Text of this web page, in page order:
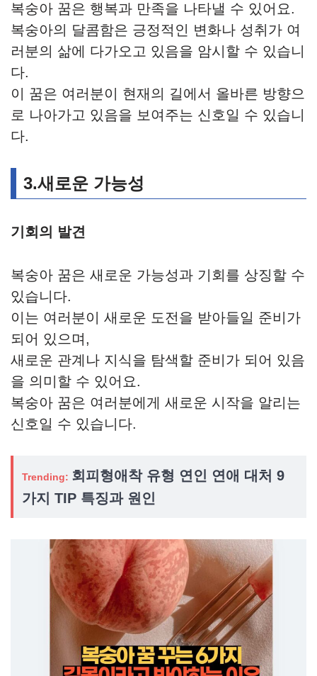
복숭아 꿈은 행복과 만족을 나타낼 수 있어요.
복숭아의 달콤함은 긍정적인 변화나 성취가 여
러분의 삶에 다가오고 있음을 암시할 수 있습니
다.
이 꿈은 여러분이 현재의 길에서 올바른 방향으
로 나아가고 있음을 보여주는 신호일 수 있습니
다.
3.새로운 가능성
기회의 발견
복숭아 꿈은 새로운 가능성과 기회를 상징할 수
있습니다.
이는 여러분이 새로운 도전을 받아들일 준비가
되어 있으며,
새로운 관계나 지식을 탐색할 준비가 되어 있음
을 의미할 수 있어요.
복숭아 꿈은 여러분에게 새로운 시작을 알리는
신호일 수 있습니다.
Trending: 회피형애착 유형 연인 연애 대처 9
가지 TIP 특징과 원인